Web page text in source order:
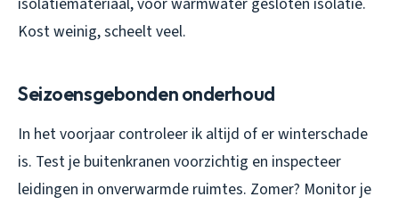
Kost weinig, scheelt veel.
Seizoensgebonden onderhoud
In het voorjaar controleer ik altijd of er winterschade
is. Test je buitenkranen voorzichtig en inspecteer
leidingen in onverwarmde ruimtes. Zomer? Monitor je